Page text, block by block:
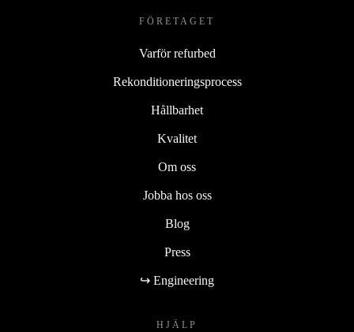
FÖRETAGET
Varför refurbed
Rekonditioneringsprocess
Hållbarhet
Kvalitet
Om oss
Jobba hos oss
Blog
Press
↪ Engineering
HJÄLP